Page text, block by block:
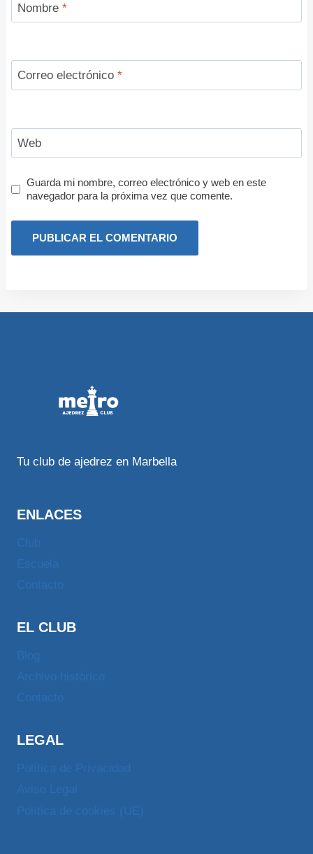
Nombre *
Correo electrónico *
Web
Guarda mi nombre, correo electrónico y web en este
navegador para la próxima vez que comente.
Tu club de ajedrez en Marbella
ENLACES
EL CLUB
LEGAL